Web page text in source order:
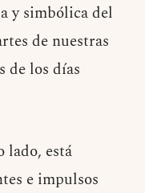
y simbólica del
de nuestras
de los días
lado, está
e impulsos